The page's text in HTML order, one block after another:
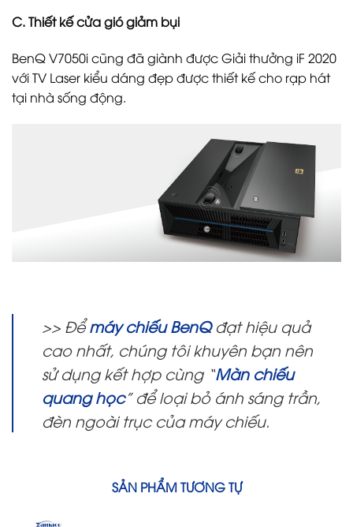
C. Thiết kế cửa gió giảm bụi
BenQ V7050i cũng đã giành được Giải thưởng iF 2020
với TV Laser kiểu dáng đẹp được thiết kế cho rạp hát
tại nhà sống động.
>> Đểmáy chiếu BenQđạt hiệu quả
cao nhất, chúng tôi khuyên bạn nên
sử dụng kết hợp cùng “Màn chiếu
quang học” để loại bỏ ánh sáng trần,
đèn ngoài trục của máy chiếu.
SẢN PHẨM TƯƠNG TỰ